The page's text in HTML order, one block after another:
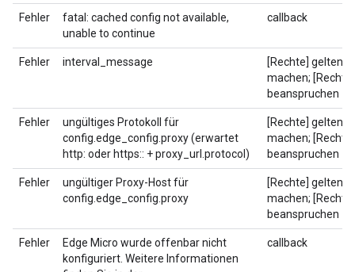
Fehler
fatal: cached config not available,
unable to continue
callback
Fehler interval_message
[Rechte] geltend
machen; [Rechte]
beanspruchen
Fehler
ungültiges Protokoll für
config.edge_config.proxy (erwartet
http: oder https:: + proxy_url.protocol)
[Rechte] geltend
machen; [Rechte]
beanspruchen
Fehler
ungültiger Proxy-Host für
config.edge_config.proxy
[Rechte] geltend
machen; [Rechte]
beanspruchen
Fehler
Edge Micro wurde offenbar nicht
konfiguriert. Weitere Informationen
callback